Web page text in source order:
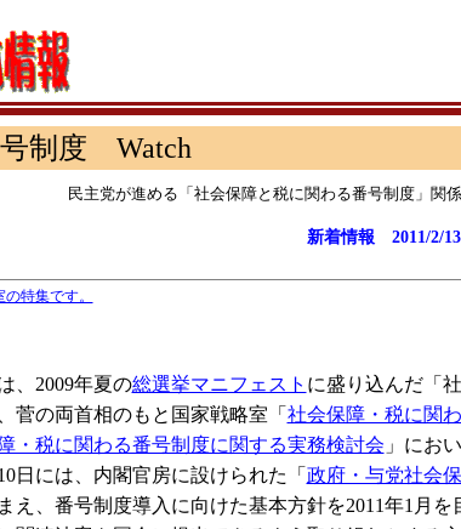
制度 Watch
民主党が進める「社会保障と税に関わる番号制度」関
新着情報 2011/2/13
特集です。
、2009年夏の総選挙マニフェスト に盛り込んだ「
菅の両首相のもと国家戦略室「 社会保障・税に関
・税に関わる番号制度に関する実務検討会 」にお
日には、内閣官房に設けられた「 政府・与党社会
え、番号制度導入に向けた基本方針を2011年1月